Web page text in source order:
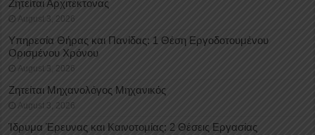
Ζητείται Αρχιτέκτονας
August 3, 2026
Υπηρεσία Θήρας και Πανίδας: 1 Θέση Eργοδοτουμένου
Oρισμένου Xρόνου
August 3, 2026
Ζητείται Μηχανολόγος Μηχανικός
August 3, 2026
Ίδρυμα Έρευνας και Καινοτομίας: 2 Θέσεις Εργασίας